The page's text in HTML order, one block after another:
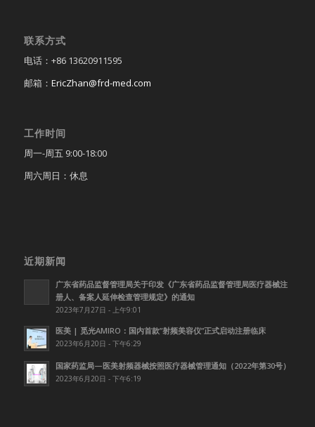
联系方式
电话：+86 13620911595
邮箱： EricZhan@frd-med.com
工作时间
周一-周五 9:00-18:00
周六周日：休息
近期新闻
广东省药品监督管理局关于印发《广东省药品监督管理局医疗器械注
册人、备案人延伸检查管理规定》的通知
2023年7月27日 - 上午9:01
医美 | 觅光AMIRO：国内首款”射频美容仪”正式启动注册临床
2023年6月20日 - 下午6:29
国家药监局—医美射频器械按照医疗器械管理通知（2022年第30号）
2023年6月20日 - 下午6:19